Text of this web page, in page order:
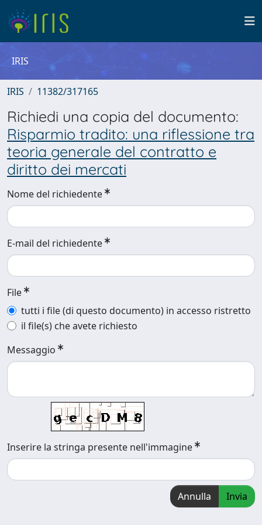
IRIS
IRIS 11382/317165
Richiedi una copia del documento:
Risparmio tradito: una riflessione tra
teoria generale del contratto e
diritto dei mercati
Nome del richiedente
E-mail del richiedente
File
tutti i file (di questo documento) in accesso ristretto
il file(s) che avete richiesto
Messaggio
Inserire la stringa presente nell'immagine
Annulla Invia